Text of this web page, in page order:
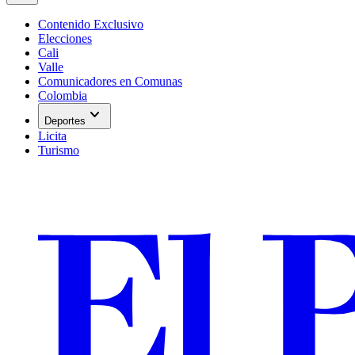
Contenido Exclusivo
Elecciones
Cali
Valle
Comunicadores en Comunas
Colombia
Deportes expand_more
Licita
Turismo